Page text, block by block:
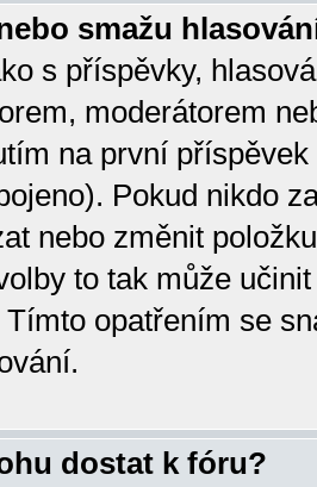
smažu
s příspěvky,
moderátorem
na první
Pokud nikdo
nebo změnit
to tak může
opatřením se
dostat k fóru?